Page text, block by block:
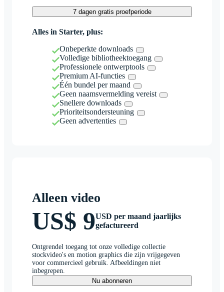
7 dagen gratis proefperiode
Alles in Starter, plus:
Onbeperkte downloads
Volledige bibliotheektoegang
Professionele ontwerptools
Premium AI-functies
Één bundel per maand
Geen naamsvermelding vereist
Snellere downloads
Prioriteitsondersteuning
Geen advertenties
Alleen video
US$ 9USD per maand jaarlijks
gefactureerd
Ontgrendel toegang tot onze volledige collectie
stockvideo's en motion graphics die zijn vrijgegeven
voor commercieel gebruik. Afbeeldingen niet
inbegrepen.
Nu abonneren